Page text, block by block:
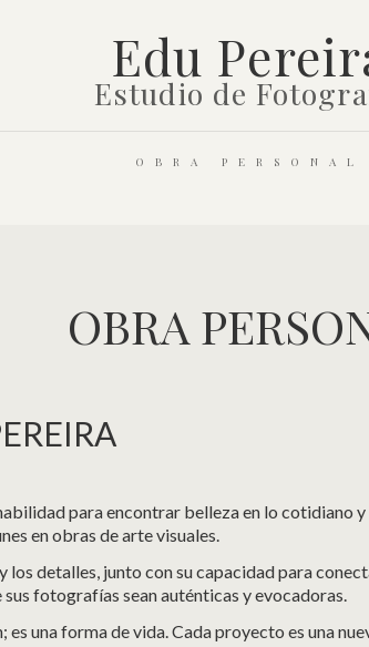
Edu
Estudio de
OBRA PERSONAL
OBRA
para encontrar belleza en lo cotidiano y
en obras de arte visuales.
los detalles, junto con su capacidad para
fotografías sean auténticas y evocadoras.
una forma de vida. Cada proyecto es una